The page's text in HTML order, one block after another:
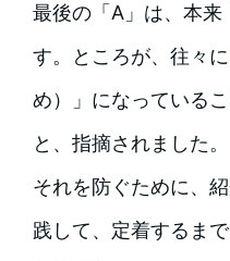
最後の「A」は、本
す。ところが、往々
め）」になっている
と、指摘されました。
それを防ぐために、
践して、定着するま